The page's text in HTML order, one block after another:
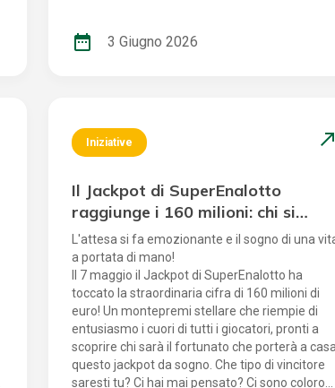
Super Rendita di Super Win for Life. Una sola
dedicata, pensata per giocare la stessa sestina
su SuperEnalotto e Super Win for Life in modo
basta giocare la tua sestina su SuperEnalotto e
utilizzare successivamente la stessa
combinazione anche su Super Win for Life. Una
super novità per sognare sempre più in grande
con la tua sestina di sempre!
date_range 3 Giugno 2026
Iniziative north_east
Il Jackpot di SuperEnalotto
raggiunge i 160 milioni: chi si
aggiudicherà il premio milionario?
L'attesa si fa emozionante e il sogno di una
a portata di mano!
Il 7 maggio il Jackpot di SuperEnalotto ha
toccato la straordinaria cifra di 160 milioni di
euro! Un montepremi stellare che riempie di
entusiasmo i cuori di tutti i giocatori, pronti a
scoprire chi sarà il fortunato che porterà a casa
questo jackpot da sogno. Che tipo di vincitore
saresti tu? Ci hai mai pensato? Ci sono coloro